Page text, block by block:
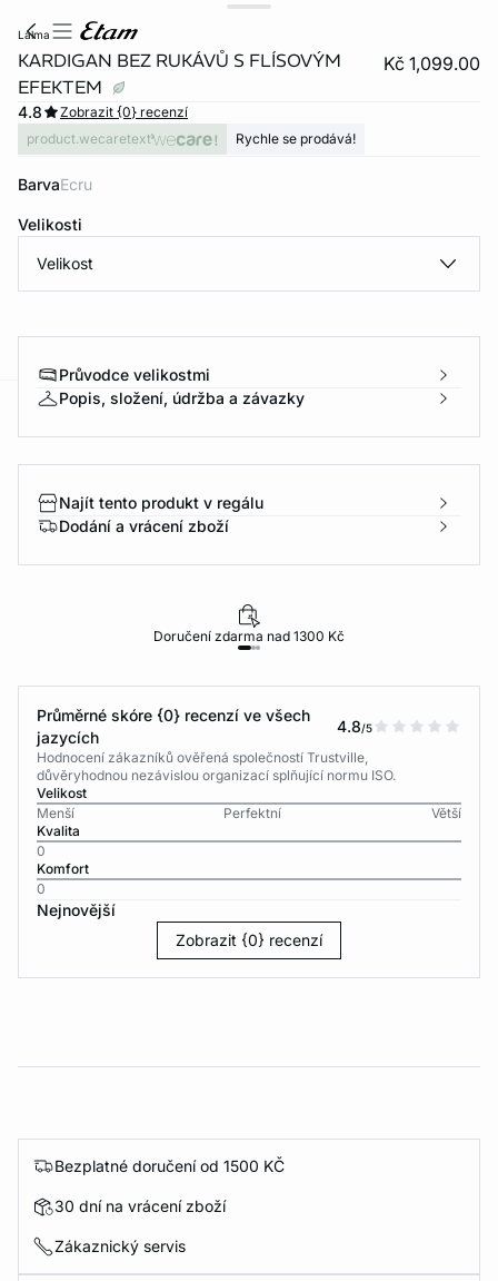
lalma
KARDIGAN BEZ RUKÁVŮ S FLÍSOVÝM
EFEKTEM
Kč 1,099.00
4.8
Zobrazit {0} recenzí
product.wecaretext
Rychle se prodává!
Barva ecru
Velikosti
Velikost
Průvodce velikostmi
Popis, složení, údržba a závazky
Najít tento produkt v regálu
Dodání a vrácení zboží
Doručení zdarma nad 1300 Kč
Průměrné skóre {0} recenzí ve všech
jazycích
4.8/5
Hodnocení zákazníků ověřená společností Trustville,
důvěryhodnou nezávislou organizací splňující normu ISO.
Velikost
Menší
Perfektní
Větší
Kvalita
0
Komfort
0
Nejnovější
Zobrazit {0} recenzí
Bezplatné doručení od 1500 KČ
30 dní na vrácení zboží
Zákaznický servis